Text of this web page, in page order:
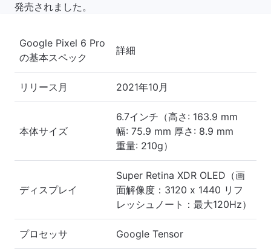
発売されました。
Google Pixel 6 Pro
の基本スペック
詳細
リリース月 2021年10月
本体サイズ
6.7インチ（高さ: 163.9 mm
幅: 75.9 mm 厚さ: 8.9 mm
重量: 210g）
ディスプレイ
Super Retina XDR OLED（画
面解像度：3120 x 1440 リフ
レッシュノート：最大120Hz）
プロセッサ Google Tensor